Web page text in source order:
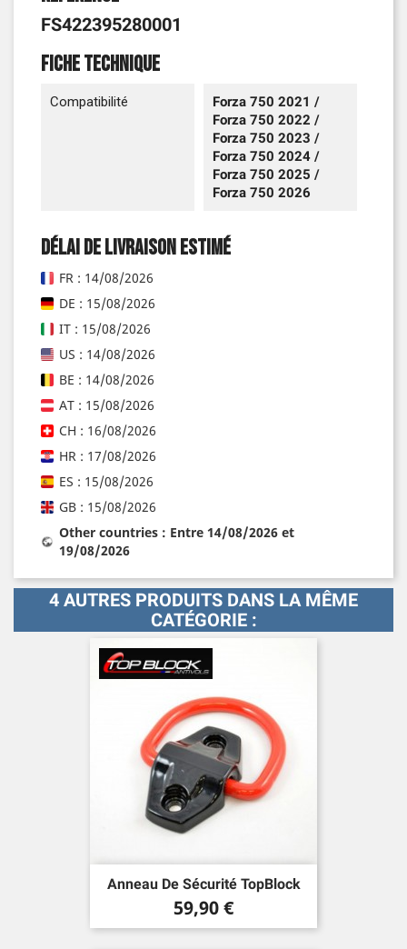
FS422395280001
Fiche technique
Compatibilité
Forza 750 2021 /
Forza 750 2022 /
Forza 750 2023 /
Forza 750 2024 /
Forza 750 2025 /
Forza 750 2026
Délai de livraison estimé
FR : 14/08/2026
DE : 15/08/2026
IT : 15/08/2026
US : 14/08/2026
BE : 14/08/2026
AT : 15/08/2026
CH : 16/08/2026
HR : 17/08/2026
ES : 15/08/2026
GB : 15/08/2026
Other countries : Entre 14/08/2026 et
19/08/2026
4 AUTRES PRODUITS DANS LA MÊME
CATÉGORIE :
Anneau De Sécurité TopBlock
Prix
59,90 €